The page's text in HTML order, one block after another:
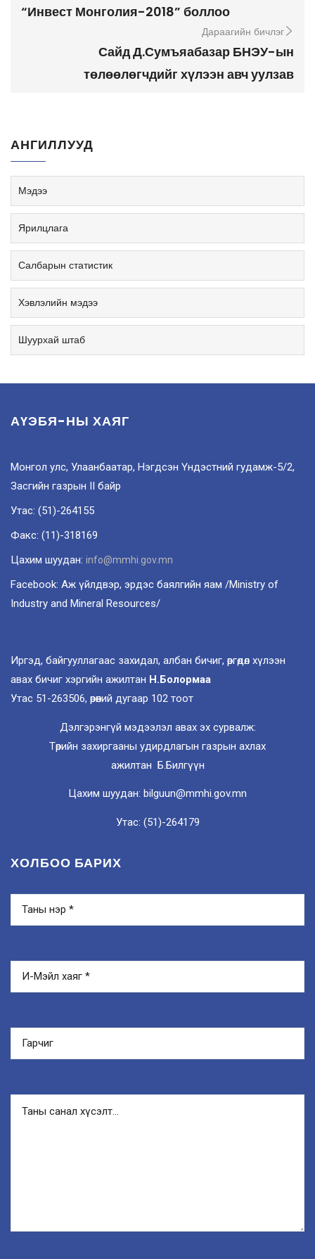
“Инвест Монголия-2018” боллоо
Дараагийн бичлэг
Сайд Д.Сумъяабазар БНЭУ-ын
төлөөлөгчдийг хүлээн авч уулзав
АНГИЛЛУУД
Мэдээ
Ярилцлага
Салбарын статистик
Хэвлэлийн мэдээ
Шуурхай штаб
АҮЭБЯ-НЫ ХАЯГ
Монгол улс, Улаанбаатар, Нэгдсэн Үндэстний гудамж-5/2,
Засгийн газрын II байр
Утас: (51)-264155
Факс: (11)-318169
Цахим шуудан: info@mmhi.gov.mn
Facebook: Аж үйлдвэр, эрдэс баялгийн яам /Ministry of
Industry and Mineral Resources/
Иргэд, байгууллагаас захидал, албан бичиг, өргөдөл хүлээн
авах бичиг хэргийн ажилтан Н.Болормаа
Утас 51-263506, өрөөний дугаар 102 тоот
Дэлгэрэнгүй мэдээлэл авах эх сурвалж:
Төрийн захиргааны удирдлагын газрын ахлах
ажилтан Б.Билгүүн
Цахим шуудан: bilguun@mmhi.gov.mn
Утас: (51)-264179
ХОЛБОО БАРИХ